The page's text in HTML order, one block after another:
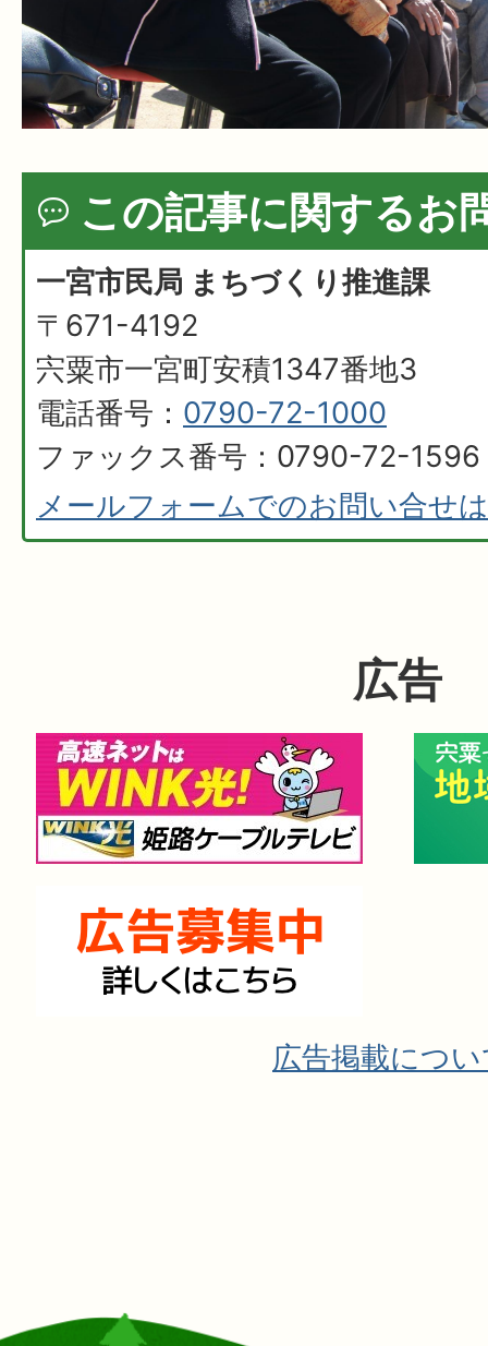
この記事に関するお
一宮市民局 まちづくり推進課
〒671-4192
宍粟市一宮町安積1347番地3
電話番号： 0790-72-1000
ファックス番号：0790-72-1596
メールフォームでのお問い合せ
広告
広告掲載につ